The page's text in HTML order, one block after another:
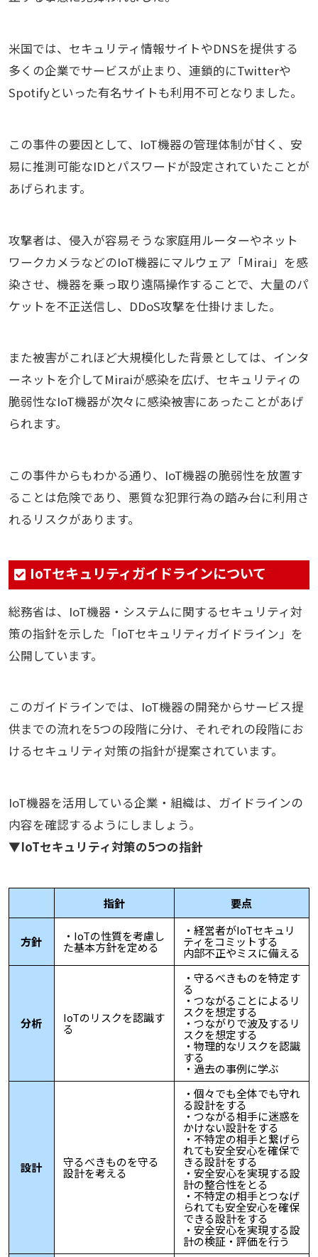
米国では、セキュリティ情報サイトやDNSを提供する
多くの企業でサービスが止まり、連鎖的にTwitterや
Spotifyといった有名サイトも利用不可となりました。
この事件の要因として、IoT機器の管理体制が甘く、安
易に推測可能なIDとパスワードが設定されていたことが
あげられます。
攻撃者は、侵入が容易そうな家庭用ルーターやネット
ワークカメラなどのIoT機器にマルウェア「Mirai」を感
染させ、機器を乗っ取り遠隔操作することで、大量のパ
ケットを不正送信し、DDoS攻撃を仕掛けました。
また被害がこれほど大規模化した背景としては、インタ
ーネットを介してMiraiが感染を広げ、セキュリティの
脆弱性なIoT機器が次々に感染被害にあったことがあげ
られます。
この事件からもわかる通り、IoT機器の脆弱性を放置す
ることは危険であり、悪質な犯罪行為の踏み台に利用さ
れるリスクがあります。
IoTセキュリティガイドラインについて
総務省は、IoT機器・システムに関するセキュリティ対
策の指針を示した「IoTセキュリティガイドライン」を
公開しています。
このガイドラインでは、IoT機器の開発からサービス提
供までの流れを5つの段階に分け、それぞれの段階にお
けるセキュリティ対策の指針が提案されています。
IoT機器を活用している企業・組織は、ガイドラインの
内容を確認するようにしましょう。
▼IoTセキュリティ対策の5つの指針
指針 要点
方針 ・IoTの性質を考慮し
た基本方針を定める
・経営者がIoTセキュリ
ティをコミットする
内部不正やミスに備える
分析 IoTのリスクを認識す
る
・守るべきものを特定す
る
・つながることによるリ
スクを想定する
・つながりで波及するリ
スクを想定する
・物理的なリスクを認識
する
・過去の事例に学ぶ
設計 守るべきものを守る
設計を考える
・個々でも全体でも守れ
る設計をする
・つながる相手に迷惑を
かけない設計をする
・不特定の相手と繋げら
れても安全安心を確保で
きる設計をする
・安全安心を実現する設
計の整合性をとる
・不特定の相手とつなげ
られても安全安心を確保
できる設計をする
・安全安心を実現する設
計の検証・評価を行う